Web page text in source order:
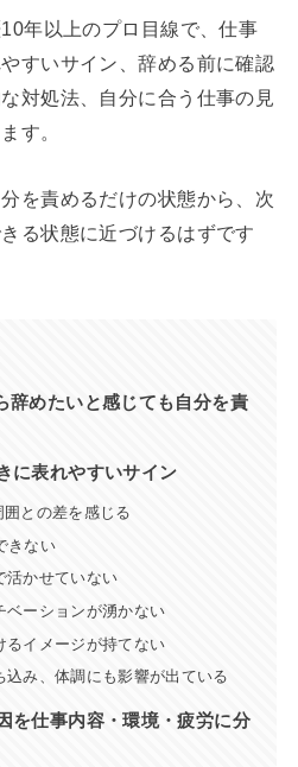
年以上のプロ目線で、仕事
すいサイン、辞める前に確認
対処法、自分に合う仕事の見
す。
を責めるだけの状態から、次
る状態に近づけるはずです
辞めたいと感じても自分を責
に表れやすいサイン
との差を感じる
きない
活かせていない
ベーションが湧かない
るイメージが持てない
込み、体調にも影響が出ている
を仕事内容・環境・疲労に分